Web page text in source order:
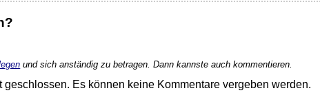
und sich anständig zu betragen. Dann kannste auch kommentieren.
Es können keine Kommentare vergeben werden.